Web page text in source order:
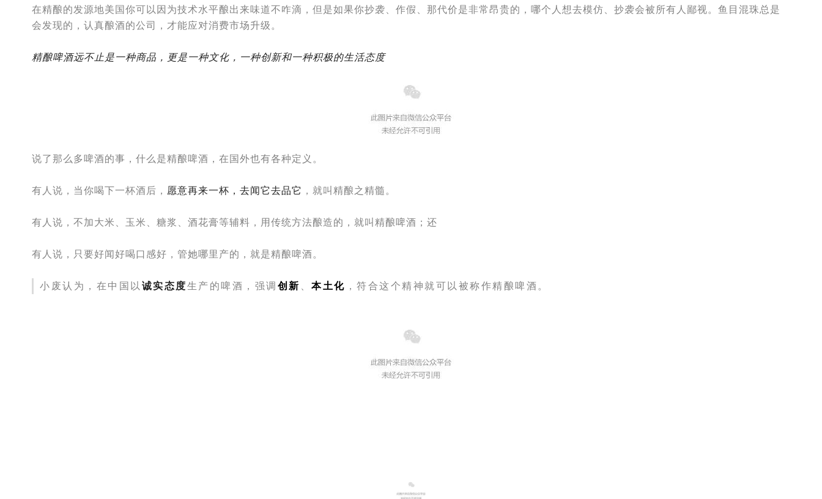
在精酿的发源地美国你可以因为技术水平酿出来味道不咋滴，但是如果你抄袭、作假、那代价是非常昂贵的，哪个人想去模仿、抄袭会被所有人鄙视。鱼目混珠总是
会发现的，认真酿酒的公司，才能应对消费市场升级。
精酿啤酒远不止是一种商品，更是一种文化，一种创新和一种积极的生活态度
说了那么多啤酒的事，什么是精酿啤酒，在国外也有各种定义。
有人说，当你喝下一杯酒后， 愿意再来一杯，去闻它去品它 ，就叫精酿之精髓。
有人说，不加大米、玉米、糖浆、酒花膏等辅料，用传统方法酿造的，就叫精酿啤酒；还
有人说，只要好闻好喝口感好，管她哪里产的，就是精酿啤酒。
小废认为，在中国以 诚实态度生产的啤酒，强调 创新 本土化 ，符合这个精神就可以被称作精酿啤酒。